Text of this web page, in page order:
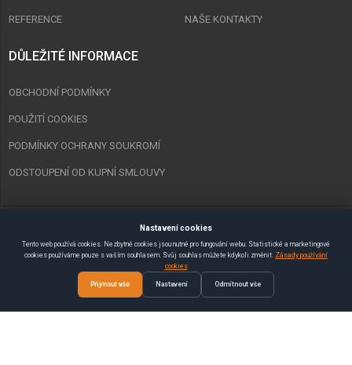
REFERENCE NAŠE KONTAKTY
DŮLEŽITÉ INFORMACE
OBCHODNÍ PODMÍNKY
POUŽITÍ COOKIES
PODMÍNKY OCHRANY SOUKROMÍ
ODSTOUPENÍ OD KUPNÍ SMLOUVY
Copyright © 2023 Spurt Zlín s.r.o. Všechna práva vyhrazena.
VytvořilSEMAKIN.CZ:: E-shopy & Weby
Nastavení cookies
Tento web používá cookies. Nezbytné cookies jsou nutné pro fungování webu. Statistické a marketingové
cookies používáme pouze s vaším souhlasem. Svůj souhlas můžete kdykoli změnit. Zásady používání
cookies
Přijmout vše Nastavení Odmítnout vše